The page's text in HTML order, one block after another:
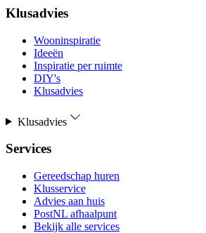
Klusadvies
Wooninspiratie
Ideeën
Inspiratie per ruimte
DIY's
Klusadvies
Klusadvies
Services
Gereedschap huren
Klusservice
Advies aan huis
PostNL afhaalpunt
Bekijk alle services